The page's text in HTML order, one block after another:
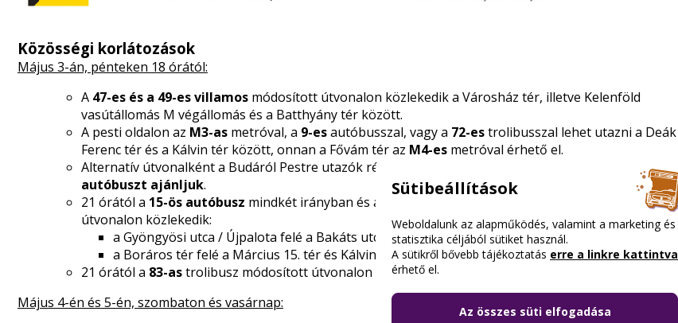
Közösségi korlátozások
Május 3-án, pénteken 18 órától:
A 47-es és a 49-es villamos módosított útvonalon közlekedik a Városház tér, illetve Kelenföld
vasútállomás M végállomás és a Batthyány tér között.
A pesti oldalon az M3-as metróval, a 9-esautóbusszal, vagy a 72-estrolibusszal lehet utazni a Deák
Ferenc tér és a Kálvin tér között, onnan a Fővám tér az M4-es metróval érhető el.
Alternatív útvonalként a Budáról Pestre utazók részére az
és a133E
autóbuszt ajánljuk.
21 órától a 15-ös autóbusz mindkét irányban és a
útvonalon közlekedik:
a Gyöngyösi utca / Újpalota felé a Bakáts utca és a Kálvin tér között,
a Boráros tér felé a Március 15. tér és Kálvin tér között.
21 órától a 83-astrolibusz módosított útvonalon közlekedik a Lónyay utca és Kálvin tér között.
Május 4-én és 5-én, szombaton és vasárnap:
Sütibeállítások
Weboldalunk az alapműködés, valamint a marketing és
statisztika céljából sütiket használ.
A sütikről bővebb tájékoztatás erre a linkre kattintva
érhető el.
Az összes süti elfogadása